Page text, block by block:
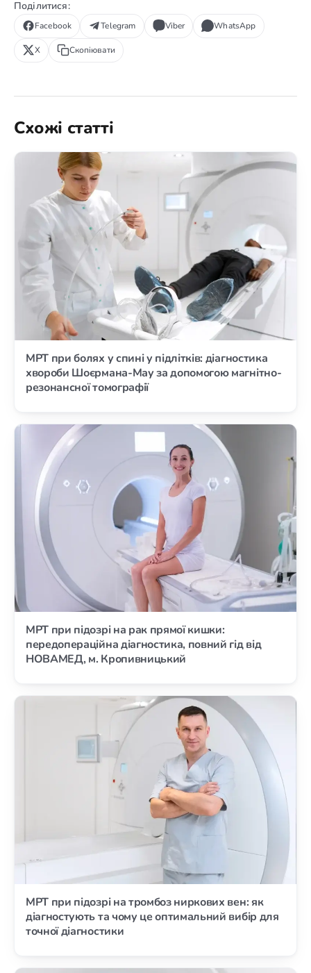
Поділитися:
Facebook Telegram Viber WhatsApp
X Скопіювати
Схожі статті
МРТ при болях у спині у підлітків: діагностика
хвороби Шоєрмана-Мау за допомогою магнітно-
резонансної томографії
МРТ при підозрі на рак прямої кишки:
передопераційна діагностика, повний гід від
НОВАМЕД, м. Кропивницький
МРТ при підозрі на тромбоз ниркових вен: як
діагностують та чому це оптимальний вибір для
точної діагностики